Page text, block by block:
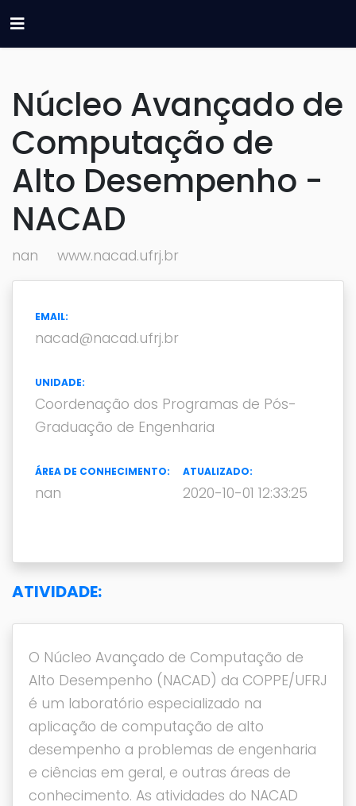
Núcleo Avançado de
Computação de
Alto Desempenho -
NACAD
nan www.nacad.ufrj.br
EMAIL:
nacad@nacad.ufrj.br
UNIDADE:
Coordenação dos Programas de Pós-
Graduação de Engenharia
ÁREA DE CONHECIMENTO:
nan
ATUALIZADO:
2020-10-01 12:33:25
ATIVIDADE:
O Núcleo Avançado de Computação de
Alto Desempenho (NACAD) da COPPE/UFRJ
é um laboratório especializado na
aplicação de computação de alto
desempenho a problemas de engenharia
e ciências em geral, e outras áreas de
conhecimento. As atividades do NACAD